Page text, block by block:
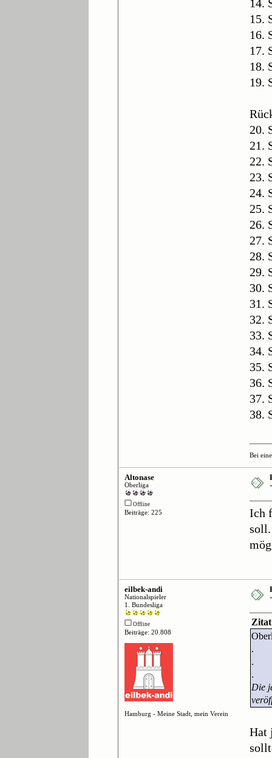
14.
15.
16.
17.
18.
19.
20.
21.
22.
23.
24.
25.
26.
27.
28.
29.
30.
31.
32.
33.
34.
35.
36.
37.
38.
Bei
Altonase
Oberliga
Offline
Beiträge: 225
Ich
eilbek-andi
Nationalspieler
1. Bundesliga
Offline
Beiträge: 20.808
Hamburg - Meine Stadt, mein Verein
Zitat
.
.
.
Die
Hat